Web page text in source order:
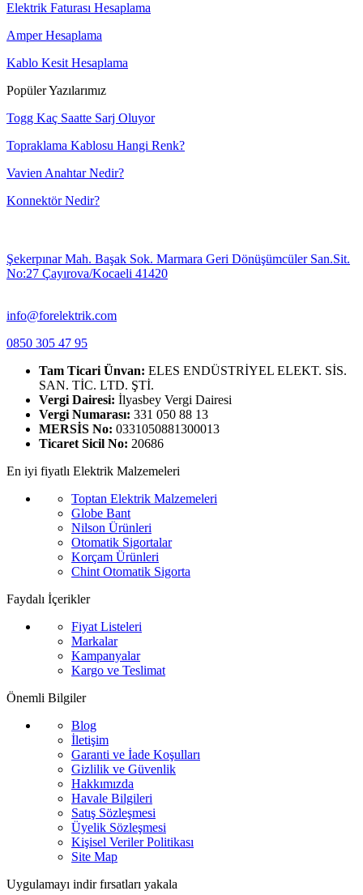
Elektrik Faturası Hesaplama
Amper Hesaplama
Kablo Kesit Hesaplama
Popüler Yazılarımız
Togg Kaç Saatte Sarj Oluyor
Topraklama Kablosu Hangi Renk?
Vavien Anahtar Nedir?
Konnektör Nedir?
Şekerpınar Mah. Başak Sok. Marmara Geri Dönüşümcüler San.Sit.
No:27 Çayırova/Kocaeli 41420
info@forelektrik.com
0850 305 47 95
Tam Ticari Ünvan: ELES ENDÜSTRİYEL ELEKT. SİS.
SAN. TİC. LTD. ŞTİ.
Vergi Dairesi: İlyasbey Vergi Dairesi
Vergi Numarası: 331 050 88 13
MERSİS No: 0331050881300013
Ticaret Sicil No: 20686
En iyi fiyatlı Elektrik Malzemeleri
Toptan Elektrik Malzemeleri
Globe Bant
Nilson Ürünleri
Otomatik Sigortalar
Korçam Ürünleri
Chint Otomatik Sigorta
Faydalı İçerikler
Fiyat Listeleri
Markalar
Kampanyalar
Kargo ve Teslimat
Önemli Bilgiler
Blog
İletişim
Garanti ve İade Koşulları
Gizlilik ve Güvenlik
Hakkımızda
Havale Bilgileri
Satış Sözleşmesi
Üyelik Sözleşmesi
Kişisel Veriler Politikası
Site Map
Uygulamayı indir fırsatları yakala